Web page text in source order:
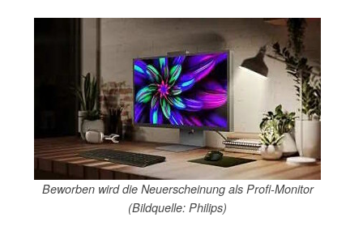
Beworben wird die Neuerscheinung als Profi-Monitor
(Bildquelle: Philips)